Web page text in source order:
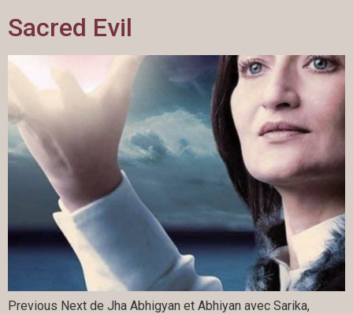
Sacred Evil
Previous Next de Jha Abhigyan et Abhiyan avec Sarika,